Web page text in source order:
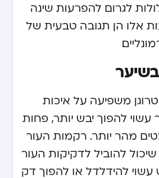
לגרום להפרעות שינה
אלו הן תגובה טבעית של
משפיעה על איכות
עשוי להפוך יבש יותר, פחות
מהר יותר. רקמות העור
להוביל לדקיקות העור
עשוי להידלדל או להפוך דק